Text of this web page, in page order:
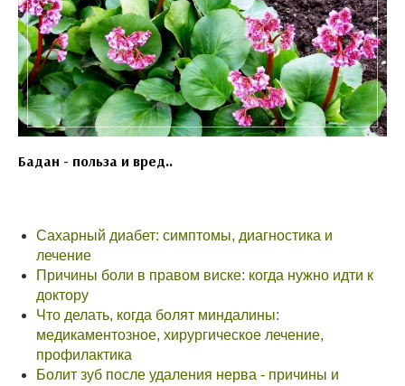
Бадан - польза и вред..
Сахарный диабет: симптомы, диагностика и
лечение
Причины боли в правом виске: когда нужно идти к
доктору
Что делать, когда болят миндалины:
медикаментозное, хирургическое лечение,
профилактика
Болит зуб после удаления нерва - причины и